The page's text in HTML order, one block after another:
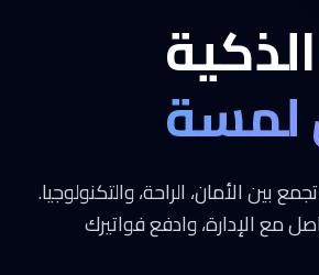
بين الأمان، الراحة، والتكنولوجيا.
مع الإدارة، وادفع فواتيرك